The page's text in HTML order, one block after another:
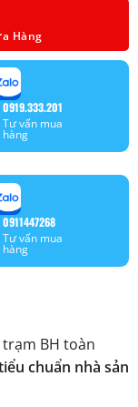
Hàng
0919.333.201
Tư vấn mua
hàng
0911447268
Tư vấn mua
hàng
BH toàn
chuẩn nhà sản